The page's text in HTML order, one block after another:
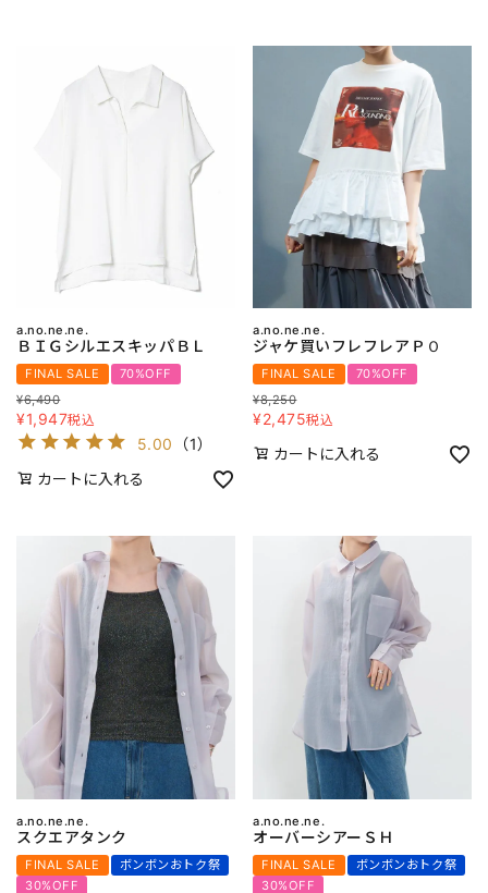
a.no.ne.ne.
ＢＩＧシルエスキッパＢＬ
FINAL SALE
70%OFF
¥6,490
¥1,947税込
5.00 （1）
カートに入れる
a.no.ne.ne.
ジャケ買いフレフレアＰＯ
FINAL SALE
70%OFF
¥8,250
¥2,475税込
カートに入れる
a.no.ne.ne.
スクエアタンク
FINAL SALE
ボンボンおトク祭
30%OFF
a.no.ne.ne.
オーバーシアーＳＨ
FINAL SALE
ボンボンおトク祭
30%OFF